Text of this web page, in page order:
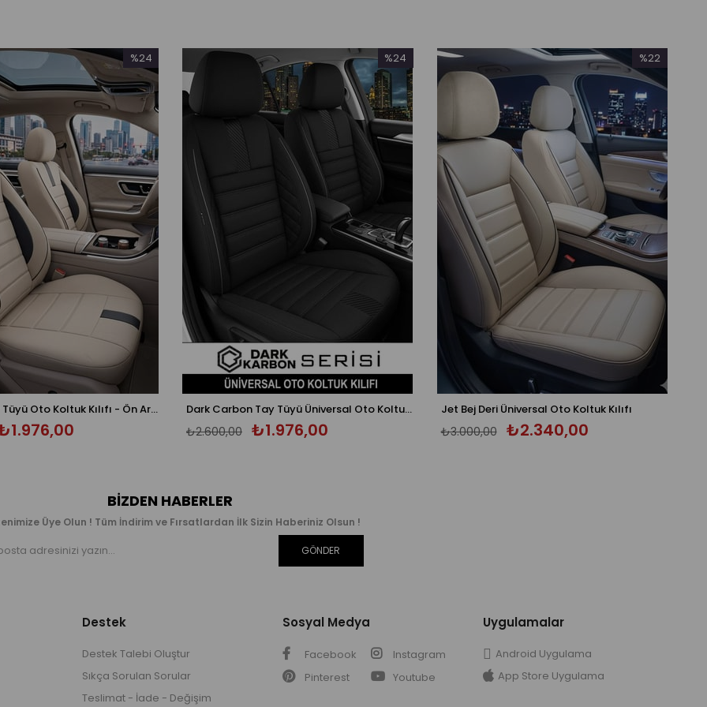
Oniks Bej Tay Tüyü Oto Koltuk Kılıfı - Ön Arka 5 Koltuk Tam Set - Üniversal
%24
İndirim
%24İndirim
Dark Carbon Tay Tüyü Üniversal Oto Koltuk Kılıfı - 5 Koltuk Tam Set
₺1.976,00
₺2.600,00
%24
İndirim
%24İndirim
Jet Bej Deri Üniversal Oto Koltuk Kılıfı
₺2.340,00
₺3.000,00
%22
İndirim
%22İndirim
BIZDEN HABERLER
Üye Olun ! Tüm İndirim ve Fırsatlardan İlk Sizin Haberiniz Olsun !
GÖNDER
Destek
Destek Talebi Oluştur
Sıkça Sorulan Sorular
Teslimat - İade - Değişim
Sosyal Medya
Facebook
Instagram
Pinterest
Youtube
Uygulamalar
Android Uygulama
App Store Uygulama